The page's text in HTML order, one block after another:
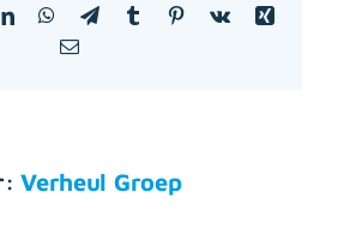
LinkedInWhatsApp
TelegramTumblr Pinterest
Vk
Xing
E-
Verheul Groep